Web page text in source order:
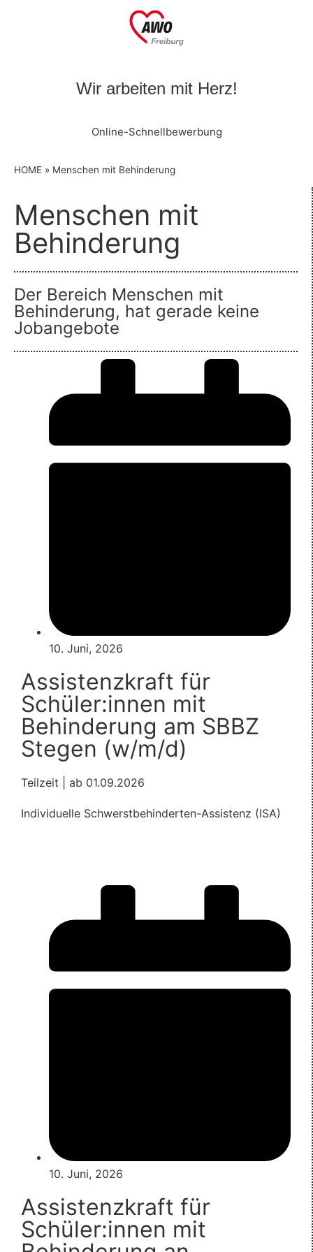
Wir arbeiten mit Herz!
Online-Schnellbewerbung
HOME » Menschen mit Behinderung
Menschen mit
Behinderung
Der Bereich Menschen mit
Behinderung, hat gerade keine
Jobangebote
10. Juni, 2026
Assistenzkraft für
Schüler:innen mit
Behinderung am SBBZ
Stegen (w/m/d)
Teilzeit | ab 01.09.2026
Individuelle Schwerstbehinderten-Assistenz (ISA)
10. Juni, 2026
Assistenzkraft für
Schüler:innen mit